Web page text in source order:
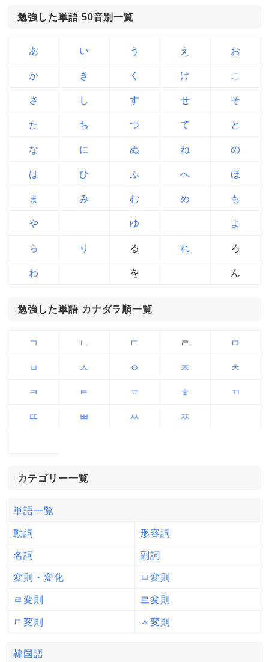
勉強した単語 50音別一覧
あ い う え お
か き く け こ
さ し す せ そ
た ち つ て と
な に ぬ ね の
は ひ ふ へ ほ
ま み む め も
や ゆ よ
ら り る れ ろ
わ を ん
勉強した単語 カナダラ順一覧
ㄱ ㄴ ㄷ ㄹ ㅁ
ㅂ ㅅ ㅇ ㅈ ㅊ
ㅋ ㅌ ㅍ ㅎ ㄲ
ㄸ ㅃ ㅆ ㅉ
カテゴリー一覧
単語一覧
動詞 形容詞
名詞 副詞
変則・変化 ㅂ変則
ㄹ変則 르変則
ㄷ変則 ㅅ変則
韓国語